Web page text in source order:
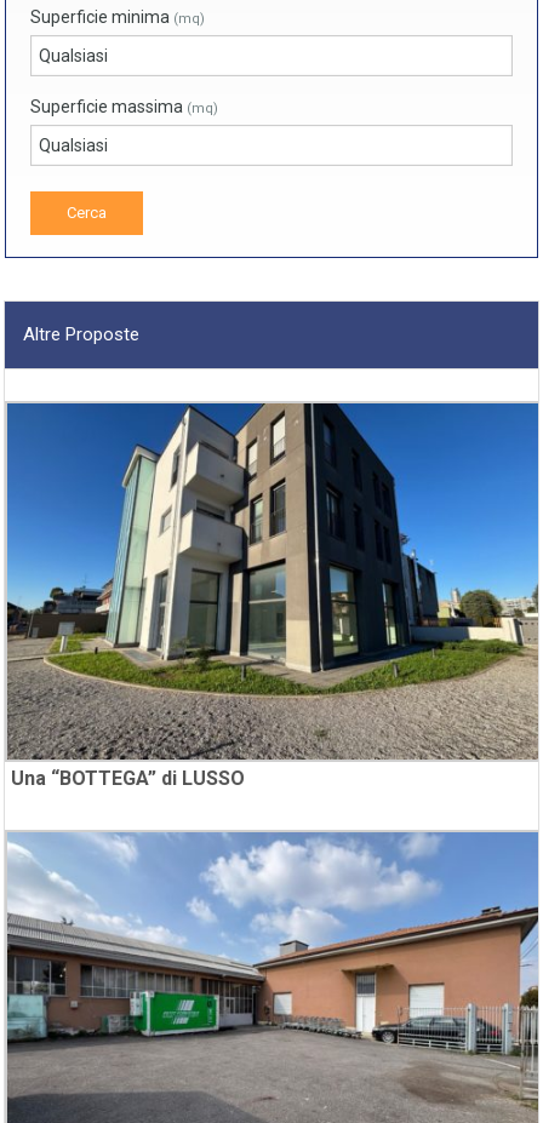
Superficie minima (mq)
Superficie massima (mq)
Altre Proposte
Una “BOTTEGA” di LUSSO